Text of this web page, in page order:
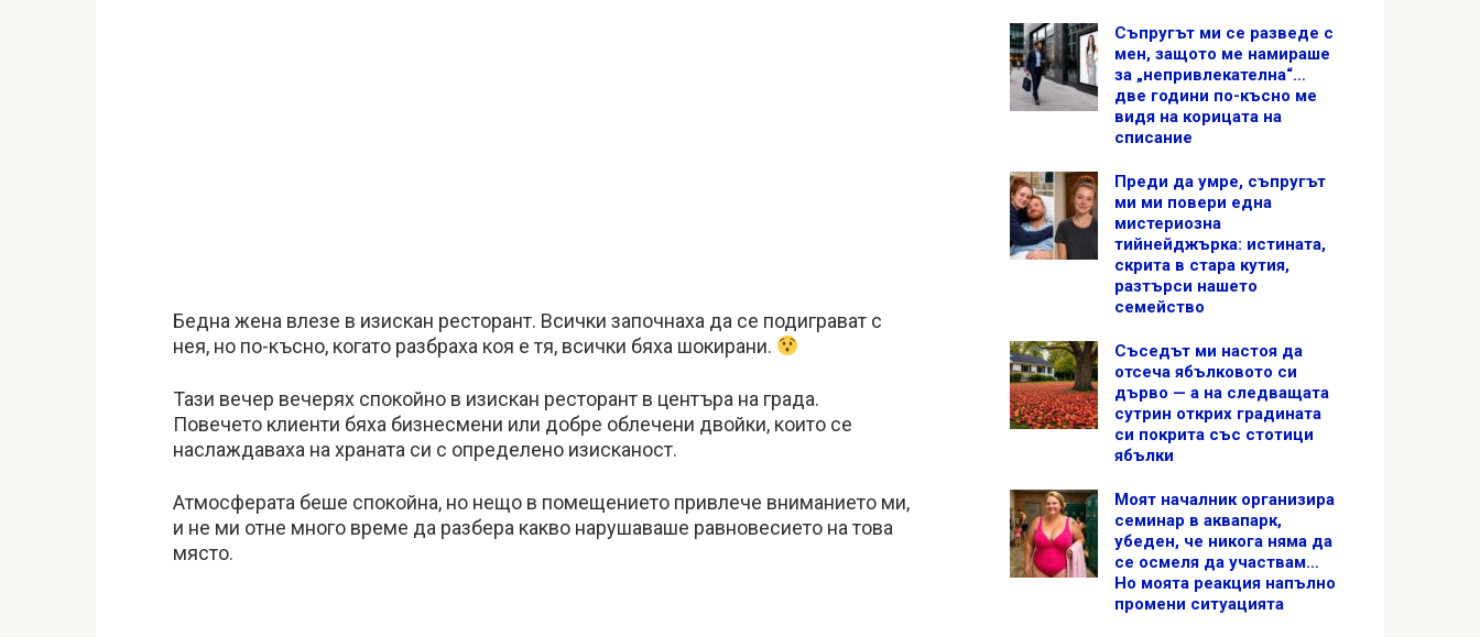
Бедна жена влезе в изискан ресторант. Всички започнаха да се подиграват с
нея, но по-късно, когато разбраха коя е тя, всички бяха шокирани.
Тази вечер вечерях спокойно в изискан ресторант в центъра на града.
Повечето клиенти бяха бизнесмени или добре облечени двойки, които се
наслаждаваха на храната си с определено изисканост.
Атмосферата беше спокойна, но нещо в помещението привлече вниманието ми,
и не ми отне много време да разбера какво нарушаваше равновесието на това
място.
Съпругът ми се разведе с
мен, защото ме намираше
за „непривлекателна“…
две години по-късно ме
видя на корицата на
списание
Преди да умре, съпругът
ми ми повери една
мистериозна
тийнейджърка: истината,
скрита в стара кутия,
разтърси нашето
семейство
Съседът ми настоя да
отсеча ябълковото си
дърво — а на следващата
сутрин открих градината
си покрита със стотици
ябълки
Моят началник организира
семинар в аквапарк,
убеден, че никога няма да
се осмеля да участвам…
Но моята реакция напълно
промени ситуацията